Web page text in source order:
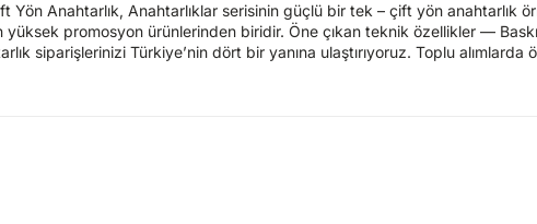
Yön Anahtarlık, Anahtarlıklar serisinin güçlü bir tek – çift yön anahtarlık
en yüksek promosyon ürünlerinden biridir. Öne çıkan teknik özellikler —
siparişlerinizi Türkiye’nin dört bir yanına ulaştırıyoruz. Toplu